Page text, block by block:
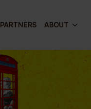
PARTNERS ABOUT